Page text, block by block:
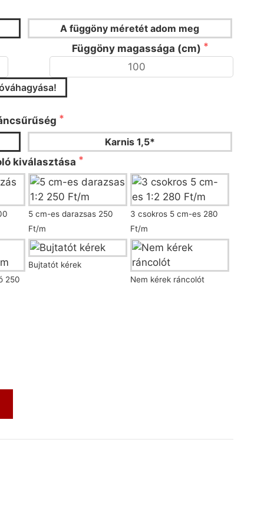
A függöny méretét adom meg
Függöny magassága (cm)
Karnis 1,5*
kiválasztása
5 cm-es darazsas 250
Ft/m
3 csokros 5 cm-es 280
Ft/m
250
Bujtatót kérek
Nem kérek ráncolót